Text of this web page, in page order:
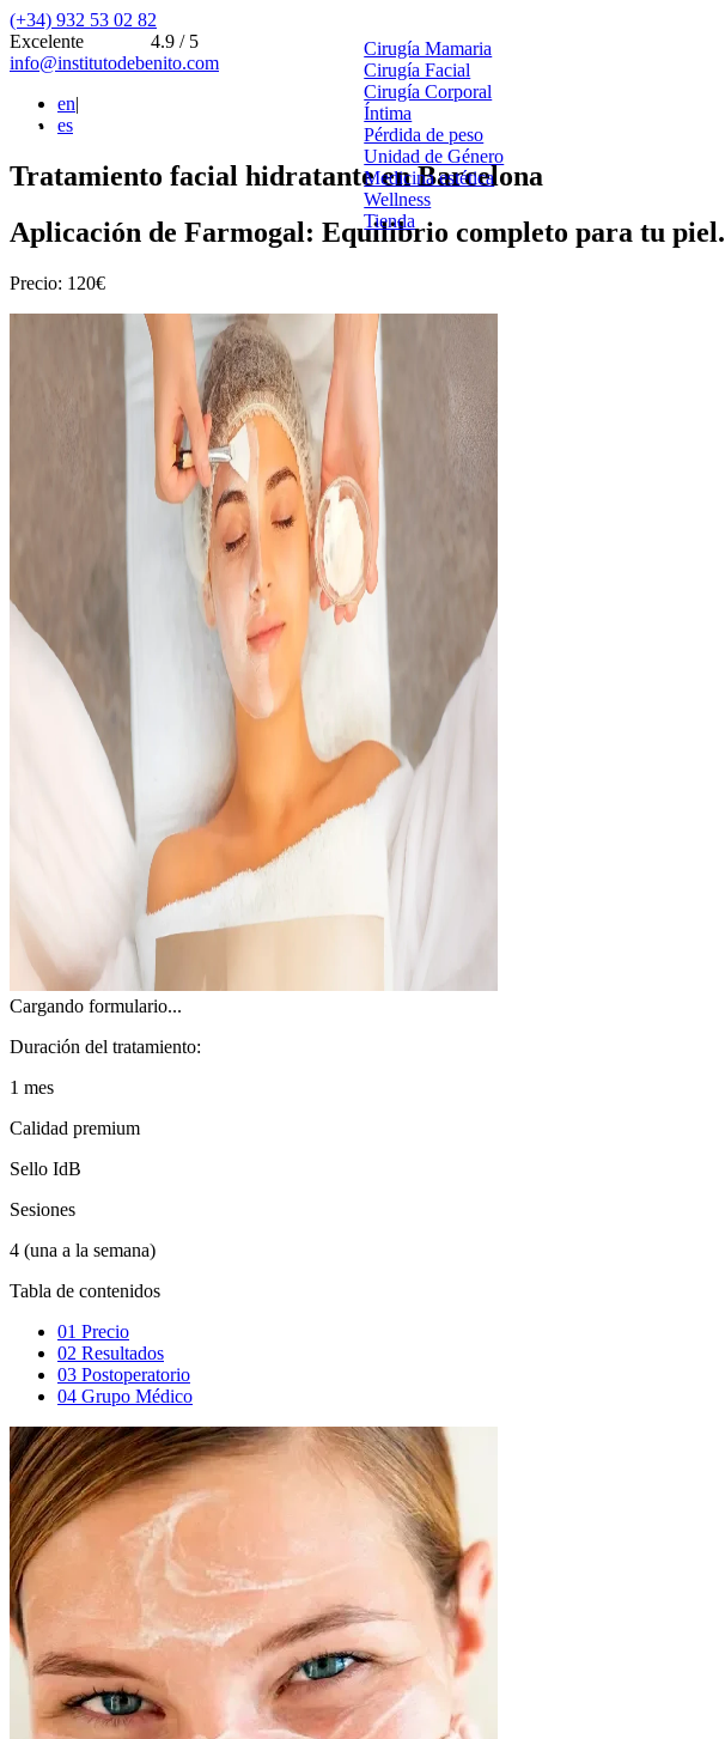
(+34) 932 53 02 82
Excelente
4.9 / 5
info@institutodebenito.com
en|
es
Cirugía Mamaria
Cirugía Facial
Cirugía Corporal
Íntima
Pérdida de peso
Unidad de Género
Medicina estética
Wellness
Tienda
Tratamiento facial hidratante en Barcelona
Aplicación de Farmogal: Equilibrio completo para tu piel.
Precio: 120€
Cargando formulario...
Duración del tratamiento:
1 mes
Calidad premium
Sello IdB
Sesiones
4 (una a la semana)
Tabla de contenidos
01 Precio
02 Resultados
03 Postoperatorio
04 Grupo Médico